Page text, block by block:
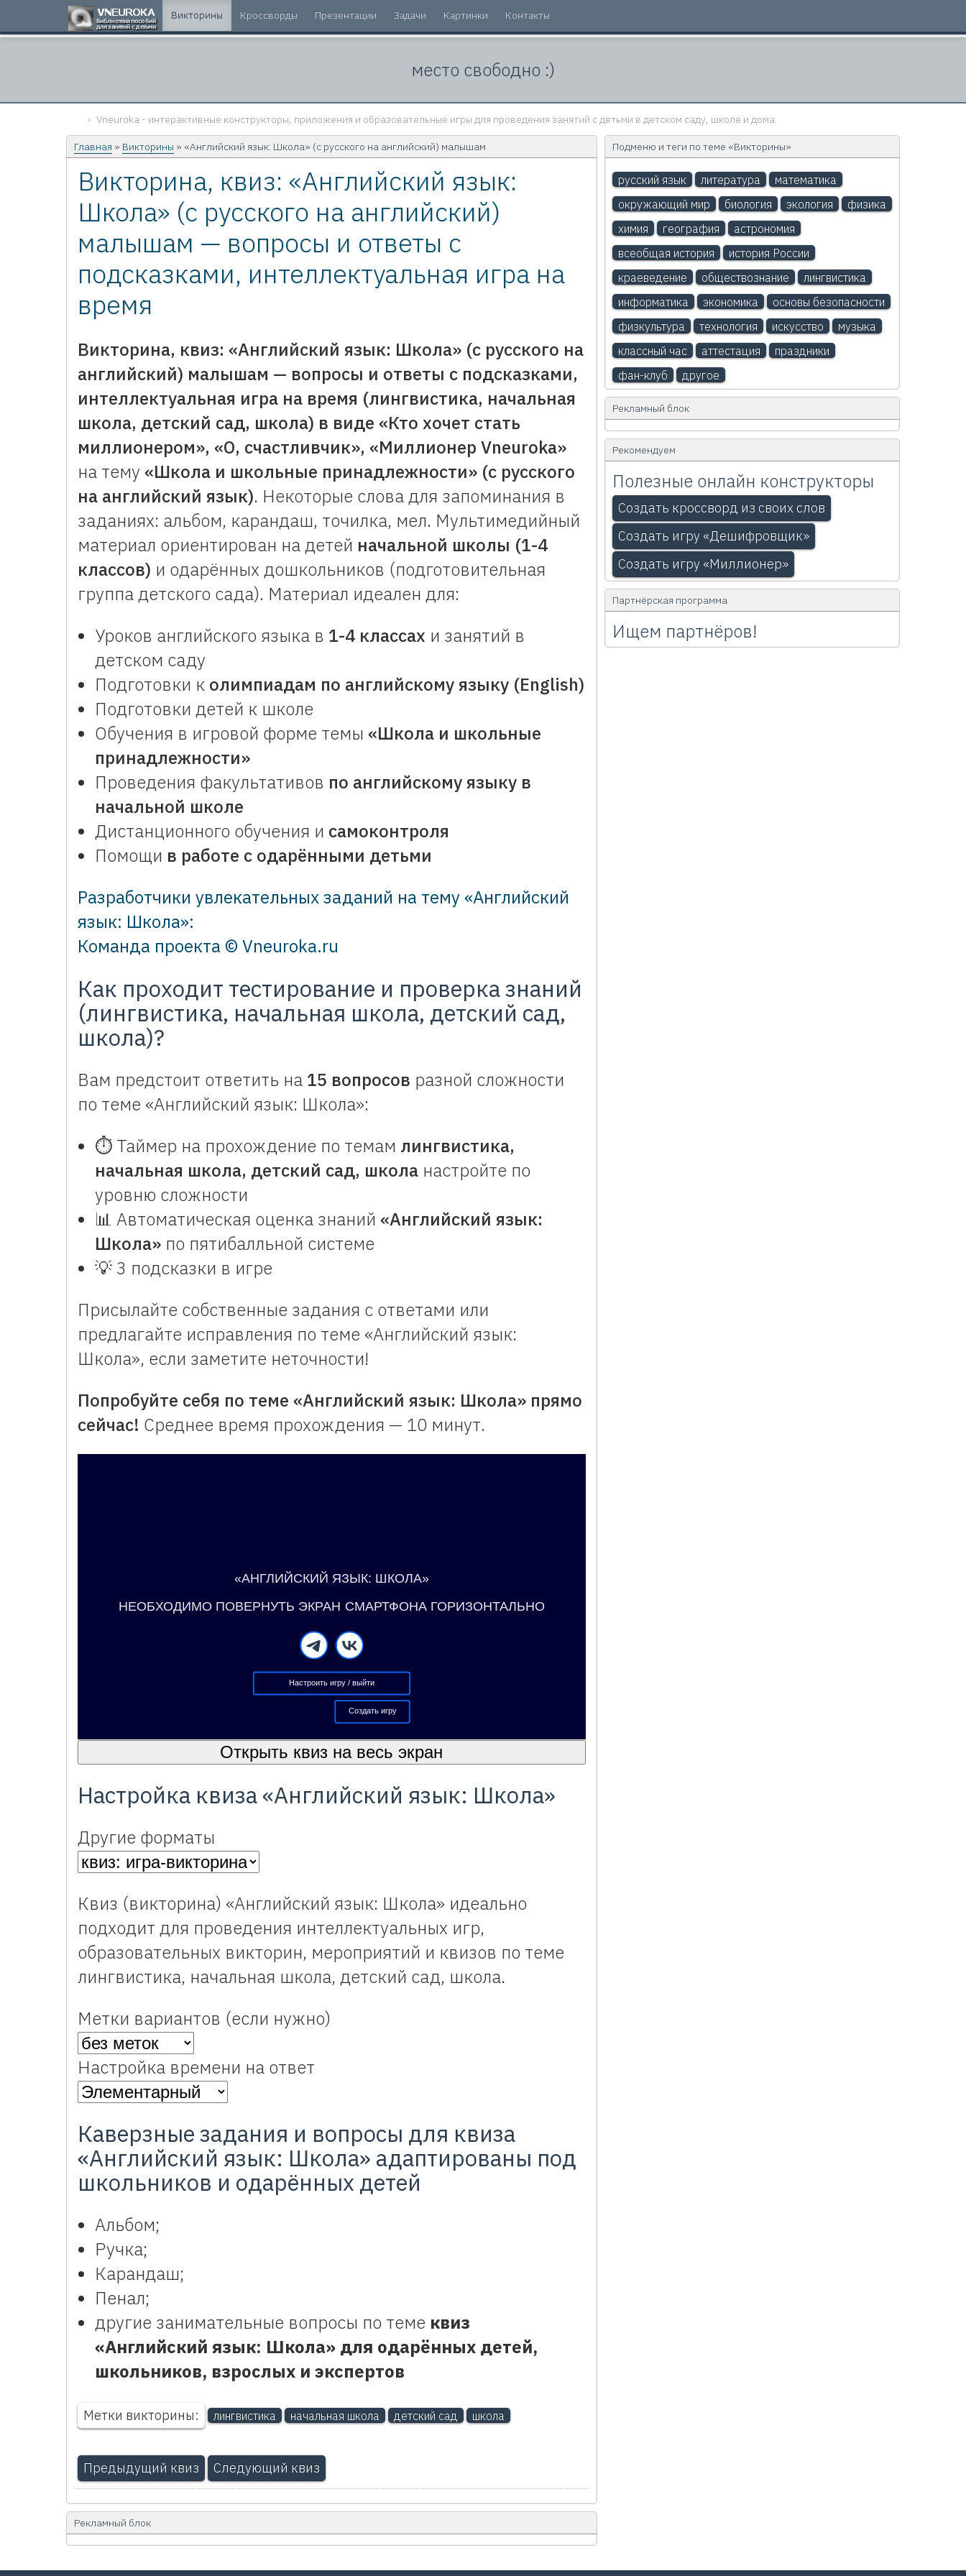
Викторины Кроссворды Презентации Задачи Картинки Контакты
место свободно :)
Vneuroka - интерактивные конструкторы, приложения и образовательные игры для проведения занятий с детьми в детском саду, школе и дома.
Главная » Викторины » «Английский язык: Школа» (с русского на английский) малышам
Викторина, квиз: «Английский язык:
Школа» (с русского на английский)
малышам — вопросы и ответы с
подсказками, интеллектуальная игра на
время
Викторина, квиз: «Английский язык: Школа» (с русского на
английский) малышам — вопросы и ответы с подсказками,
интеллектуальная игра на время (лингвистика, начальная
школа, детский сад, школа) в виде «Кто хочет стать
миллионером», «О, счастливчик», «Миллионер Vneuroka»
на тему «Школа и школьные принадлежности» (с русского
на английский язык). Некоторые слова для запоминания в
заданиях: альбом, карандаш, точилка, мел. Мультимедийный
материал ориентирован на детей начальной школы (1-4
классов) и одарённых дошкольников (подготовительная
группа детского сада). Материал идеален для:
Уроков английского языка в 1-4 классах и занятий в
детском саду
Подготовки к олимпиадам по английскому языку (English)
Подготовки детей к школе
Обучения в игровой форме темы «Школа и школьные
принадлежности»
Проведения факультативов по английскому языку в
начальной школе
Дистанционного обучения и самоконтроля
Помощи в работе с одарёнными детьми
Разработчики увлекательных заданий на тему «Английский
язык: Школа»:
Команда проекта © Vneuroka.ru
Как проходит тестирование и проверка знаний
(лингвистика, начальная школа, детский сад,
школа)?
Вам предстоит ответить на 15 вопросов разной сложности
по теме «Английский язык: Школа»:
⏱️ Таймер на прохождение по темам лингвистика,
начальная школа, детский сад, школа настройте по
уровню сложности
📊 Автоматическая оценка знаний «Английский язык:
Школа» по пятибалльной системе
💡 3 подсказки в игре
Присылайте собственные задания с ответами или
предлагайте исправления по теме «Английский язык:
Школа», если заметите неточности!
Попробуйте себя по теме «Английский язык: Школа» прямо
сейчас! Среднее время прохождения — 10 минут.
«АНГЛИЙСКИЙ ЯЗЫК: ШКОЛА»
НЕОБХОДИМО ПОВЕРНУТЬ ЭКРАН СМАРТФОНА ГОРИЗОНТАЛЬНО
Настроить игру / выйти
Создать игру
Открыть квиз на весь экран
Настройка квиза «Английский язык: Школа»
Другие форматы
Квиз (викторина) «Английский язык: Школа» идеально
подходит для проведения интеллектуальных игр,
образовательных викторин, мероприятий и квизов по теме
лингвистика, начальная школа, детский сад, школа.
Метки вариантов (если нужно)
Настройка времени на ответ
Каверзные задания и вопросы для квиза
«Английский язык: Школа» адаптированы под
школьников и одарённых детей
Альбом;
Ручка;
Карандаш;
Пенал;
другие занимательные вопросы по теме квиз
«Английский язык: Школа» для одарённых детей,
школьников, взрослых и экспертов
Метки викторины: лингвистика начальная школа детский сад школа
Предыдущий квиз Следующий квиз
Рекламный блок
Подменю и теги по теме «Викторины»
русский язык литература
математика
окружающий мир
биология экология
физика
химия
география
астрономия
всеобщая история
история России
краеведение
обществознание
лингвистика
информатика
экономика
основы безопасности
физкультура
технология искусство
музыка
классный час
аттестация
праздники
фан-клуб
другое
Рекламный блок
Рекомендуем
Полезные онлайн конструкторы
Создать кроссворд из своих слов
Создать игру «Дешифровщик»
Создать игру «Миллионер»
Партнёрская программа
Ищем партнёров!